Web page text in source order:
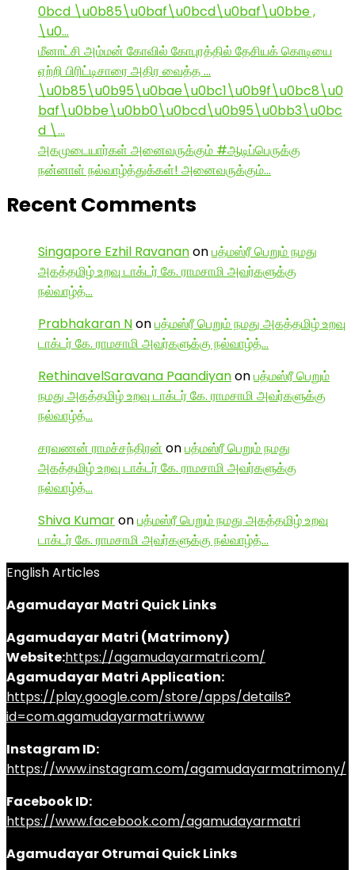
0bcd \u0b85\u0baf\u0bcd\u0baf\u0bbe ,
\u0…
மீனாட்சி அம்மன் கோவில் கோபுரத்தில் தேசியக் கொடியை
ஏற்றி பிரிட்டிசாரை அதிர வைத்த …
\u0b85\u0b95\u0bae\u0bc1\u0b9f\u0bc8\u0
baf\u0bbe\u0bb0\u0bcd\u0b95\u0bb3\u0bc
d \…
அகமுடையார்கள் அனைவருக்கும் #ஆடிப்பெருக்கு
நன்னாள் நல்வாழ்த்துக்கள்! அனைவருக்கும்…
Recent Comments
Singapore Ezhil Ravananonபத்மஸ்ரீ பெறும் நமது
அகத்தமிழ் உறவு டாக்டர் கே. ராமசாமி அவர்களுக்கு
நல்வாழ்த்…
Prabhakaran Nonபத்மஸ்ரீ பெறும் நமது அகத்தமிழ் உறவு
டாக்டர் கே. ராமசாமி அவர்களுக்கு நல்வாழ்த்…
RethinavelSaravana Paandiyanonபத்மஸ்ரீ பெறும்
நமது அகத்தமிழ் உறவு டாக்டர் கே. ராமசாமி அவர்களுக்கு
நல்வாழ்த்…
சரவணன் ராமச்சந்திரன் onபத்மஸ்ரீ பெறும் நமது
அகத்தமிழ் உறவு டாக்டர் கே. ராமசாமி அவர்களுக்கு
நல்வாழ்த்…
Shiva Kumaronபத்மஸ்ரீ பெறும் நமது அகத்தமிழ் உறவு
டாக்டர் கே. ராமசாமி அவர்களுக்கு நல்வாழ்த்…
English Articles
Agamudayar Matri Quick Links
Agamudayar Matri (Matrimony)
Website:https://agamudayarmatri.com/
Agamudayar Matri Application:
https://play.google.com/store/apps/details?
id=com.agamudayarmatri.www
Instagram ID:
https://www.instagram.com/agamudayarmatrimony/
Facebook ID:
https://www.facebook.com/agamudayarmatri
Agamudayar Otrumai Quick Links